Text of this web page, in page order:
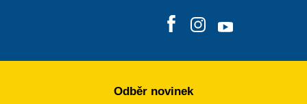
Odběr novinek